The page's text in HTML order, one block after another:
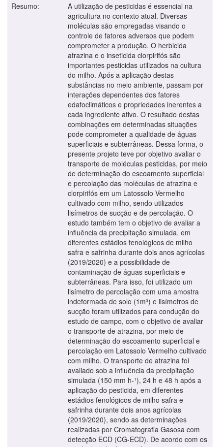
Resumo:
A utilização de pesticidas é essencial na
agricultura no contexto atual. Diversas
moléculas são empregadas visando o
controle de fatores adversos que podem
comprometer a produção. O herbicida
atrazina e o inseticida clorpirifós são
importantes pesticidas utilizados na cultura
do milho. Após a aplicação destas
substâncias no meio ambiente, passam por
interações dependentes dos fatores
edafoclimáticos e propriedades inerentes a
cada ingrediente ativo. O resultado destas
combinações em determinadas situações
pode comprometer a qualidade de águas
superficiais e subterrâneas. Dessa forma, o
presente projeto teve por objetivo avaliar o
transporte de moléculas pesticidas, por meio
de determinação do escoamento superficial
e percolação das moléculas de atrazina e
clorpirifós em um Latossolo Vermelho
cultivado com milho, sendo utilizados
lisímetros de sucção e de percolação. O
estudo também tem o objetivo de avaliar a
influência da precipitação simulada, em
diferentes estádios fenológicos de milho
safra e safrinha durante dois anos agrícolas
(2019/2020) e a possibilidade de
contaminação de águas superficiais e
subterrâneas. Para isso, foi utilizado um
lisímetro de percolação com uma amostra
indeformada de solo (1m³) e lisímetros de
sucção foram utilizados para condução do
estudo de campo, com o objetivo de avaliar
o transporte de atrazina, por meio de
determinação do escoamento superficial e
percolação em Latossolo Vermelho cultivado
com milho. O transporte de atrazina foi
avaliado sob a influência da precipitação
simulada (150 mm h-¹), 24 h e 48 h após a
aplicação do pesticida, em diferentes
estádios fenológicos de milho safra e
safrinha durante dois anos agrícolas
(2019/2020), sendo as determinações
realizadas por Cromatografia Gasosa com
detecção ECD (CG-ECD). De acordo com os